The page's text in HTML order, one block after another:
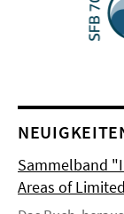
Sammelband
Areas of